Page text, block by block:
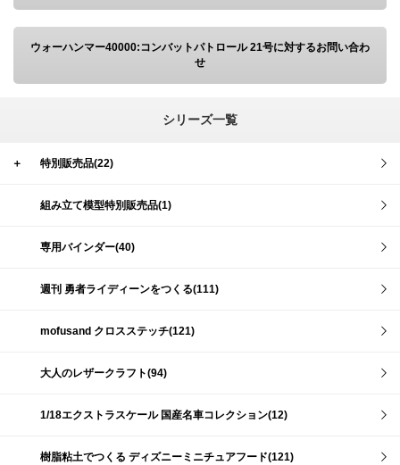
ウォーハンマー40000:コンバットパトロール 21号に対するお問い合わ
せ
シリーズ一覧
＋ 特別販売品(22)
組み立て模型特別販売品(1)
専用バインダー(40)
週刊 勇者ライディーンをつくる(111)
mofusand クロスステッチ(121)
大人のレザークラフト(94)
1/18エクストラスケール 国産名車コレクション(12)
樹脂粘土でつくる ディズニーミニチュアフード(121)